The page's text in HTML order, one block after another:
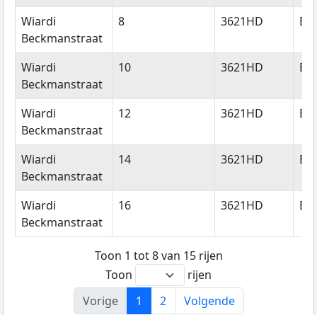
Wiardi
Beckmanstraat
8 3621HD
Wiardi
Beckmanstraat
10 3621HD
Wiardi
Beckmanstraat
12 3621HD
Wiardi
Beckmanstraat
14 3621HD
Wiardi
Beckmanstraat
16 3621HD
Toon 1 tot 8 van 15 rijen
Toon
rijen
Vorige
1 2 Volgende